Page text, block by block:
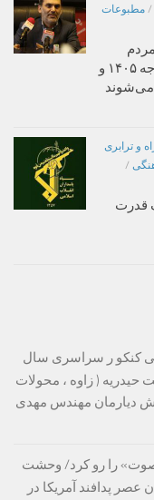
/ مطبوعات
تربت حیدریه در مجلس شورای اسلامی : بودجه ۱۴۰۵ و
می‌شوند
و ترابری
/
قدرت
کنکو ر سراسری سال
حیدریه ( زاوه ، محولات
دیارمان مهندس مهدی
را رو کرد/ وحشت
انبوه «دی‌اف‑۱۷» و پایان عصر پدافند آمریکا در